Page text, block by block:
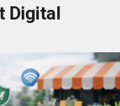
Digital